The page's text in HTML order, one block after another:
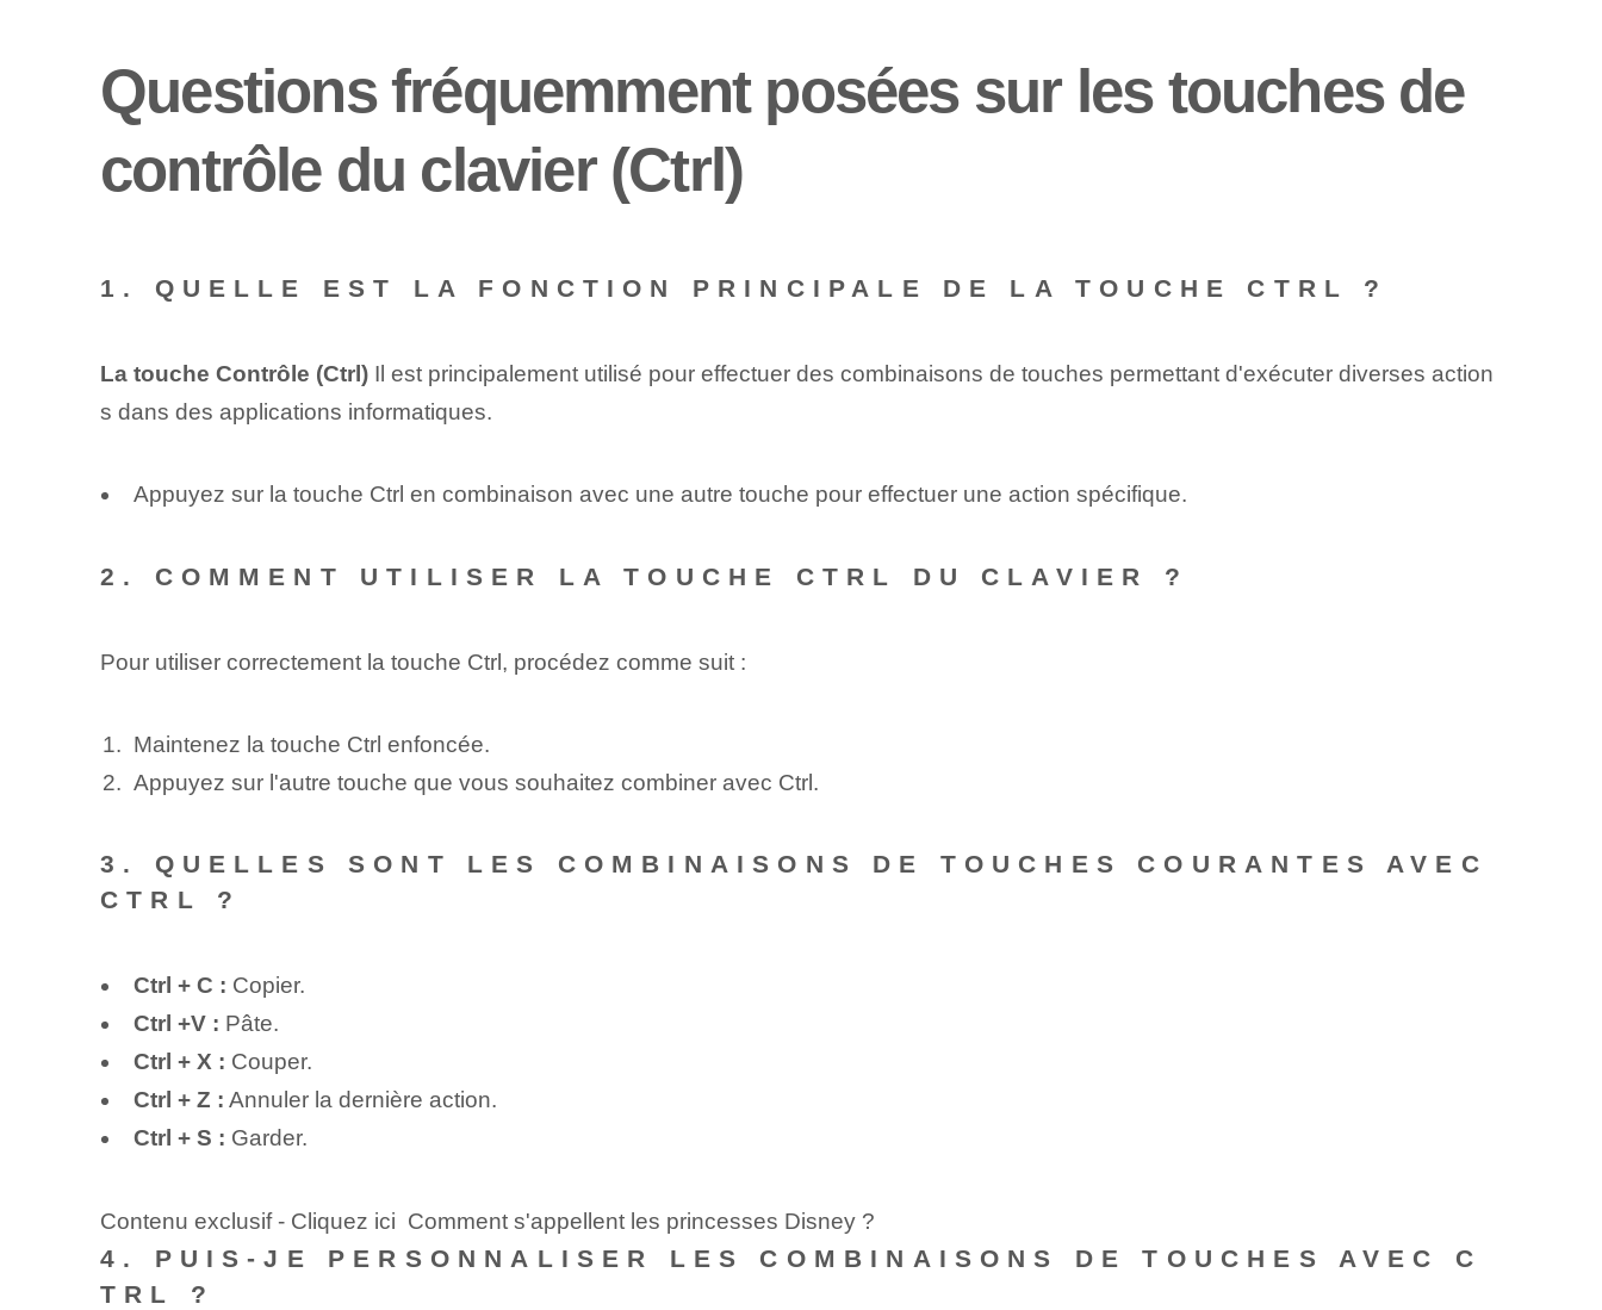
Questions fréquemment posées sur les touches de
contrôle du clavier (Ctrl)
1. QUELLE EST LA FONCTION PRINCIPALE DE LA TOUCHE CTRL ?
La touche Contrôle (Ctrl)Il est principalement utilisé pour effectuer des combinaisons de touches permettant d'exécuter diverses action
s dans des applications informatiques.
Appuyez sur la touche Ctrl en combinaison avec une autre touche pour effectuer une action spécifique.
2. COMMENT UTILISER LA TOUCHE CTRL DU CLAVIER ?
Pour utiliser correctement la touche Ctrl, procédez comme suit :
Maintenez la touche Ctrl enfoncée.
Appuyez sur l'autre touche que vous souhaitez combiner avec Ctrl.
3. QUELLES SONT LES COMBINAISONS DE TOUCHES COURANTES AVEC
CTRL ?
Ctrl⁢ + C : Copier.
Ctrl +‌V : Pâte.
Ctrl + X : Couper.
Ctrl + Z : Annuler la dernière action.
Ctrl⁣ + S : Garder.
Contenu exclusif - Cliquez ici Comment s'appellent les princesses Disney ?
4. PUIS-JE PERSONNALISER LES COMBINAISONS DE TOUCHES AVEC C
TRL ?